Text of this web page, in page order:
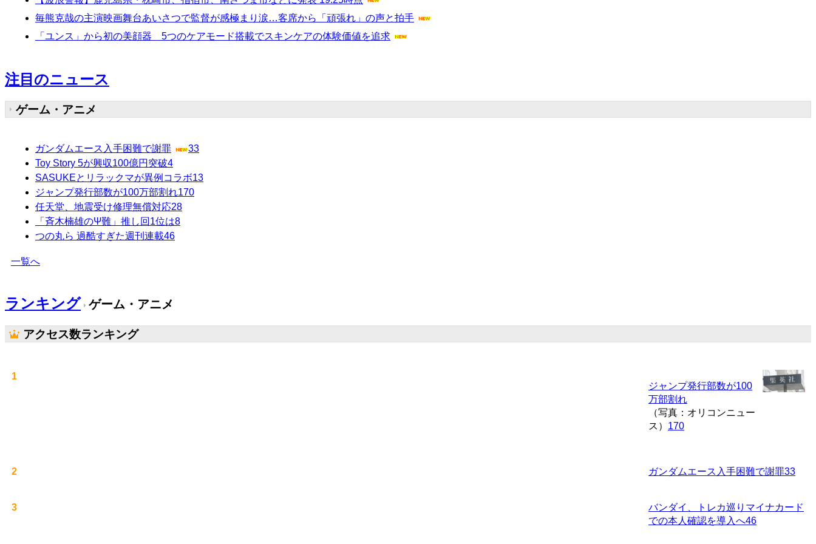
毎熊克哉の主演映画舞台あいさつで監督が感極まり涙…客席から「頑張れ」の声と拍手
「ユンス」から初の美顔器 5つのケアモード搭載でスキンケアの体験価値を追求
注目のニュース
ゲーム・アニメ
ガンダムエース入手困難で謝罪
33
Toy Story 5が興収100億円突破4
SASUKEとリラックマが異例コラボ13
ジャンプ発行部数が100万部割れ170
任天堂、地震受け修理無償対応28
「斉木楠雄のΨ難」推し回1位は8
つの丸ら 過酷すぎた週刊連載46
一覧へ
ランキング ゲーム・アニメ
アクセス数ランキング
1
ジャンプ発行部数が100
万部割れ
（写真：オリコンニュー
ス） 170
2 ガンダムエース入手困難で謝罪33
3
バンダイ、トレカ巡りマイナカード
での本人確認を導入へ46